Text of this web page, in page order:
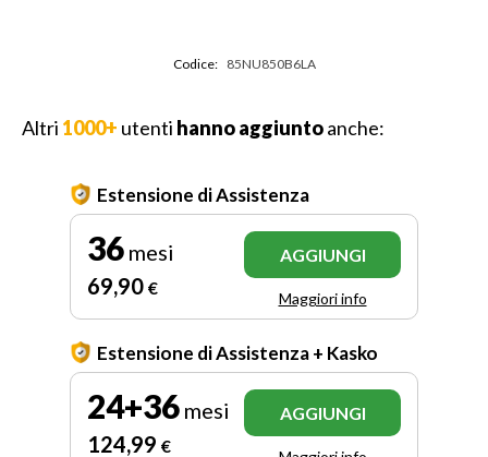
Codice: 85NU850B6LA
Altri 1000+ utenti hanno aggiuntoanche:
Estensione di Assistenza
36 mesi
69,90 €
AGGIUNGI
Maggiori info
Estensione di Assistenza + Kasko
24+36 mesi
124,99 €
AGGIUNGI